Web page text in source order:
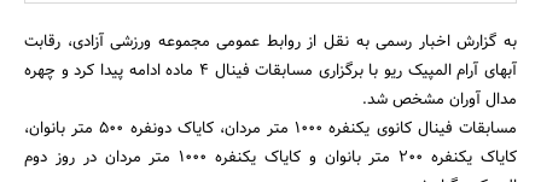
به گزارش اخبار رسمی به نقل از روابط عمومی مجموعه ورزشی آزادی، رقابت
آبهای آرام المپیک ریو با برگزاری مسابقات فینال 4 ماده ادامه پیدا کرد و چهره
مدال آوران مشخص شد.
مسابقات فینال کانوی یکنفره 1000 متر مردان، کایاک دونفره 500 متر بانوان،
کایاک یکنفره 200 متر بانوان و کایاک یکنفره 1000 متر مردان در روز دوم